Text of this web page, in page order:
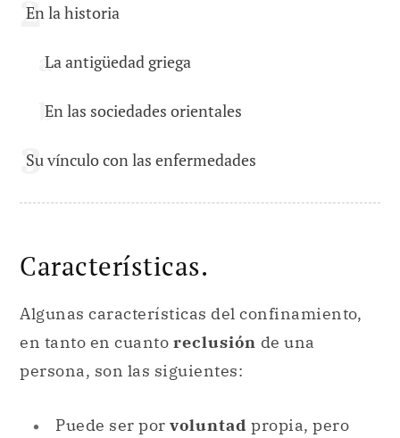
En la historia
La antigüedad griega
En las sociedades orientales
Su vínculo con las enfermedades
Características.
Algunas características del confinamiento,
en tanto en cuanto reclusión de una
persona, son las siguientes:
Puede ser por voluntad propia, pero